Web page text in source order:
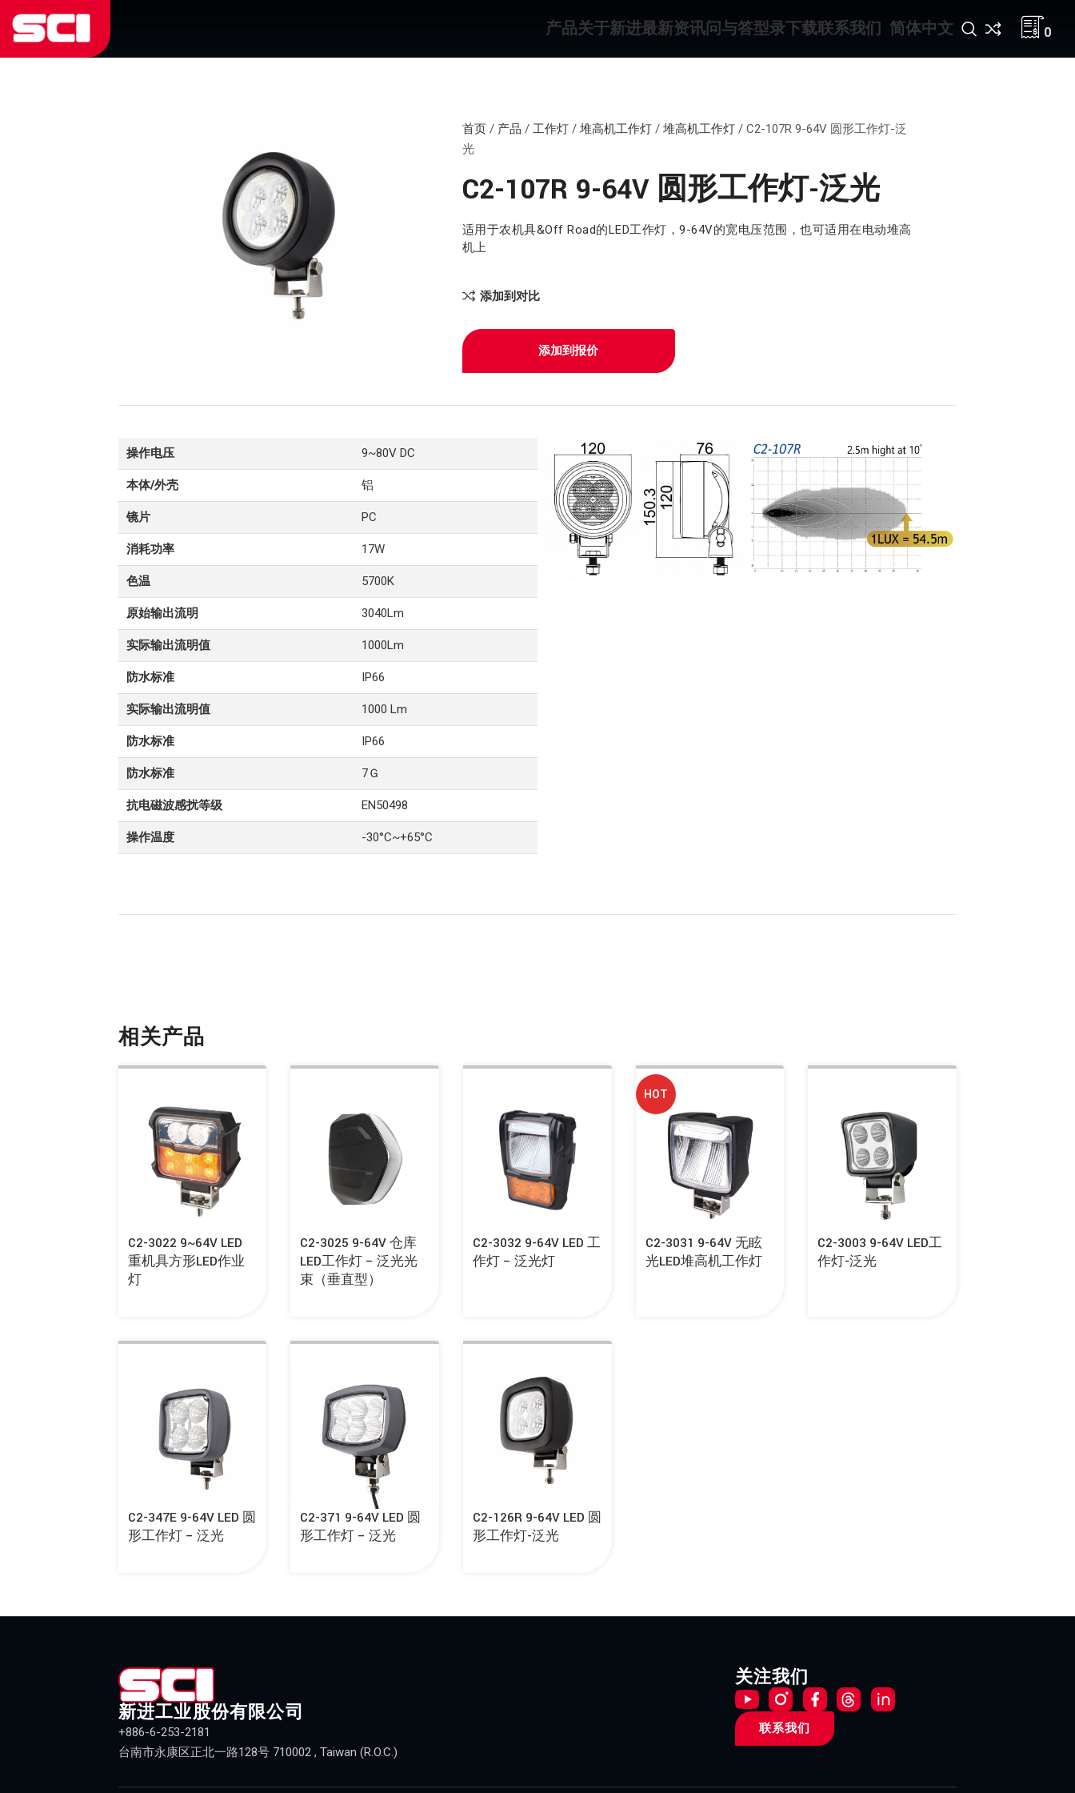
产品关于新进最新资讯问与答型录下载联系我们 简体中文 0
首页/ 产品 / 工作灯/ 堆高机工作灯/ 堆高机工作灯/ C2-107R 9-64V 圆形工作灯-泛
光
C2-107R 9-64V 圆形工作灯-泛光
适用于农机具&Off Road的LED工作灯，9-64V的宽电压范围，也可适用在电动堆高
机上
添加到对比
添加到报价
操作电压 9~80V DC
本体/外壳 铝
镜片 PC
消耗功率 17W
色温 5700K
原始输出流明 3040Lm
实际输出流明值 1000Lm
防水标准 IP66
实际输出流明值 1000 Lm
防水标准 IP66
防水标准 7Ｇ
抗电磁波感扰等级 EN50498
操作温度 -30°C~+65°C
相关产品
C2-3022 9~64V LED
重机具方形LED作业
灯
C2-3025 9-64V 仓库
LED工作灯 – 泛光光
束（垂直型）
C2-3032 9-64V LED 工
作灯 – 泛光灯
HOT
C2-3031 9-64V 无眩
光LED堆高机工作灯
C2-3003 9-64V LED工
作灯-泛光
C2-347E 9-64V LED 圆
形工作灯 – 泛光
C2-371 9-64V LED 圆
形工作灯 – 泛光
C2-126R 9-64V LED 圆
形工作灯-泛光
新进工业股份有限公司
+886-6-253-2181
台南市永康区正北一路128号 710002 , Taiwan (R.O.C.)
关注我们
联系我们